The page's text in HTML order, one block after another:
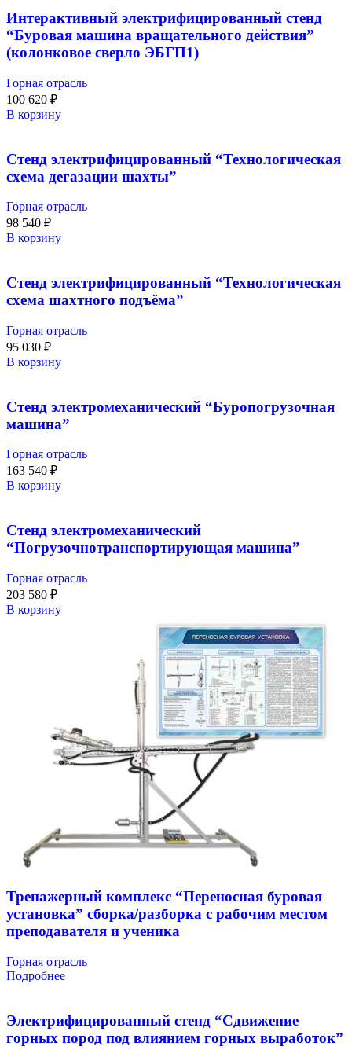
Интерактивный электрифицированный стенд
“Буровая машина вращательного действия”
(колонковое сверло ЭБГП1)
Горная отрасль
100 620 ₽
В корзину
Стенд электрифицированный “Технологическая
схема дегазации шахты”
Горная отрасль
98 540 ₽
В корзину
Стенд электрифицированный “Технологическая
схема шахтного подъёма”
Горная отрасль
95 030 ₽
В корзину
Стенд электромеханический “Буропогрузочная
машина”
Горная отрасль
163 540 ₽
В корзину
Стенд электромеханический
“Погрузочнотранспортирующая машина”
Горная отрасль
203 580 ₽
В корзину
Тренажерный комплекс “Переносная буровая
установка” сборка/разборка с рабочим местом
преподавателя и ученика
Горная отрасль
Подробнее
Электрифицированный стенд “Сдвижение
горных пород под влиянием горных выработок”